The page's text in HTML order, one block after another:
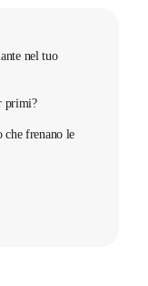
nel tuo
primi?
frenano le